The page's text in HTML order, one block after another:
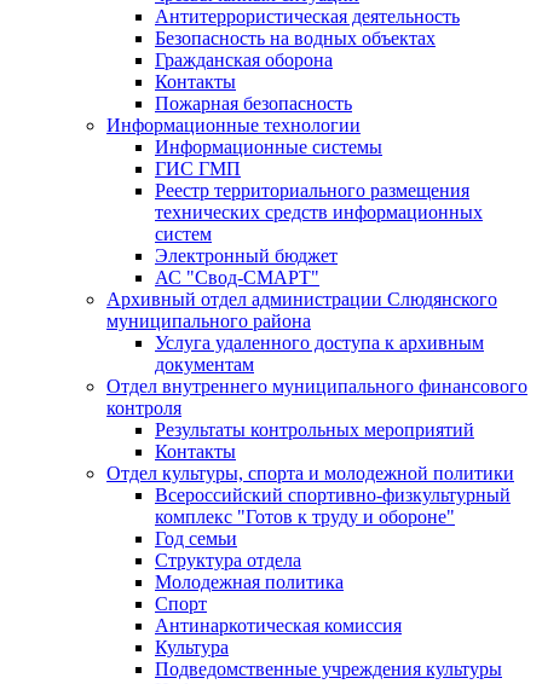
Антитеррористическая деятельность
Безопасность на водных объектах
Гражданская оборона
Контакты
Пожарная безопасность
Информационные технологии
Информационные системы
ГИС ГМП
Реестр территориального размещения
технических средств информационных
систем
Электронный бюджет
АС "Свод-СМАРТ"
Архивный отдел администрации Слюдянского
муниципального района
Услуга удаленного доступа к архивным
документам
Отдел внутреннего муниципального финансового
контроля
Результаты контрольных мероприятий
Контакты
Отдел культуры, спорта и молодежной политики
Всероссийский спортивно-физкультурный
комплекс "Готов к труду и обороне"
Год семьи
Структура отдела
Молодежная политика
Спорт
Антинаркотическая комиссия
Культура
Подведомственные учреждения культуры